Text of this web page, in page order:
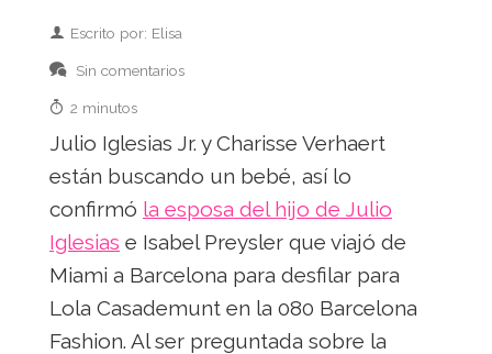
Escrito por: Elisa
Sin comentarios
2 minutos
Julio Iglesias Jr. y Charisse Verhaert
están buscando un bebé, así lo
confirmó la esposa del hijo de Julio
Iglesias e Isabel Preysler que viajó de
Miami a Barcelona para desfilar para
Lola Casademunt en la 080 Barcelona
Fashion. Al ser preguntada sobre la